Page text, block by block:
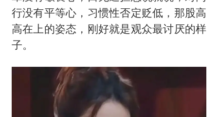
行没有平等心，习惯性否定贬低，那股高
高在上的姿态，刚好就是观众最讨厌的样
子。